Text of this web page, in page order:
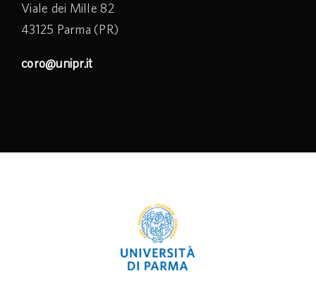
Viale dei Mille 82
43125 Parma (PR)
coro@unipr.it